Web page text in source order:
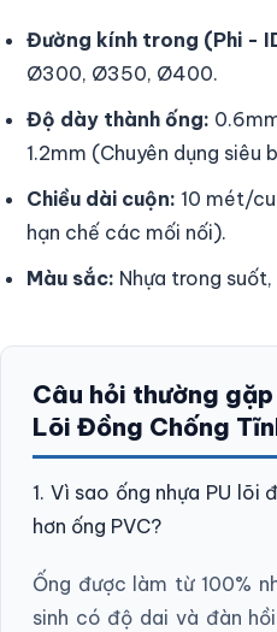
Đường kính trong (Phi -
Ø300, Ø350, Ø400.
Độ dày thành ống:
1.2mm (Chuyên dụng siêu
Chiều dài cuộn: 10 mét/
hạn chế các mối nối).
Màu sắc: Nhựa trong
Câu hỏi thường
Lõi Đồng Chống
1. Vì sao ống nhựa PU
hơn ống PVC?
Ống được làm từ 100%
sinh có độ dai và đàn